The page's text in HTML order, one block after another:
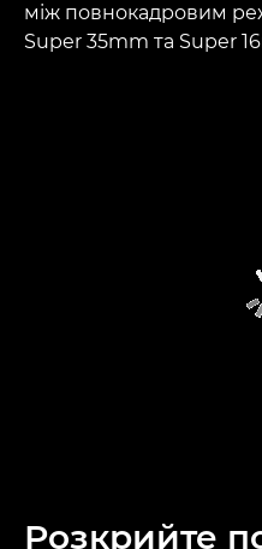
між повнокадровим
Super 35mm та Super
Розкрийте